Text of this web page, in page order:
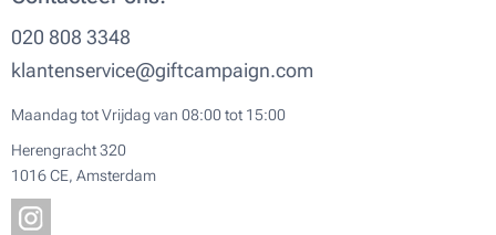
020 808 3348
klantenservice@giftcampaign.com
Maandag tot Vrijdag van 08:00 tot 15:00
Herengracht 320
1016 CE, Amsterdam